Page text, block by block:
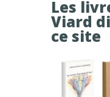
Les
Viard
ce site